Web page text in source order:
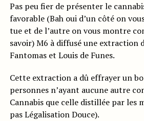
Pas peu fier de présenter le
favorable (Bah oui d’un côté on
tue et de l’autre on vous montre
savoir) M6 à diffusé une extraction
Fantomas et Louis de Funes.
Cette extraction a dû effrayer un
personnes n’ayant aucune autre
Cannabis que celle distillée par les
pas Légalisation Douce).